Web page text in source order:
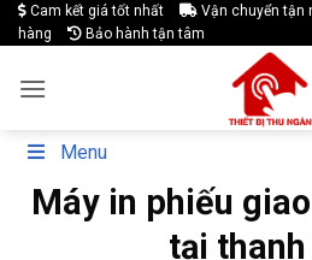
Skip
to
Cam kết giá tốt nhất Vận chuyển tận
hàng
Bảo hành tận tâm
Menu
Máy in phiếu
tại thanh